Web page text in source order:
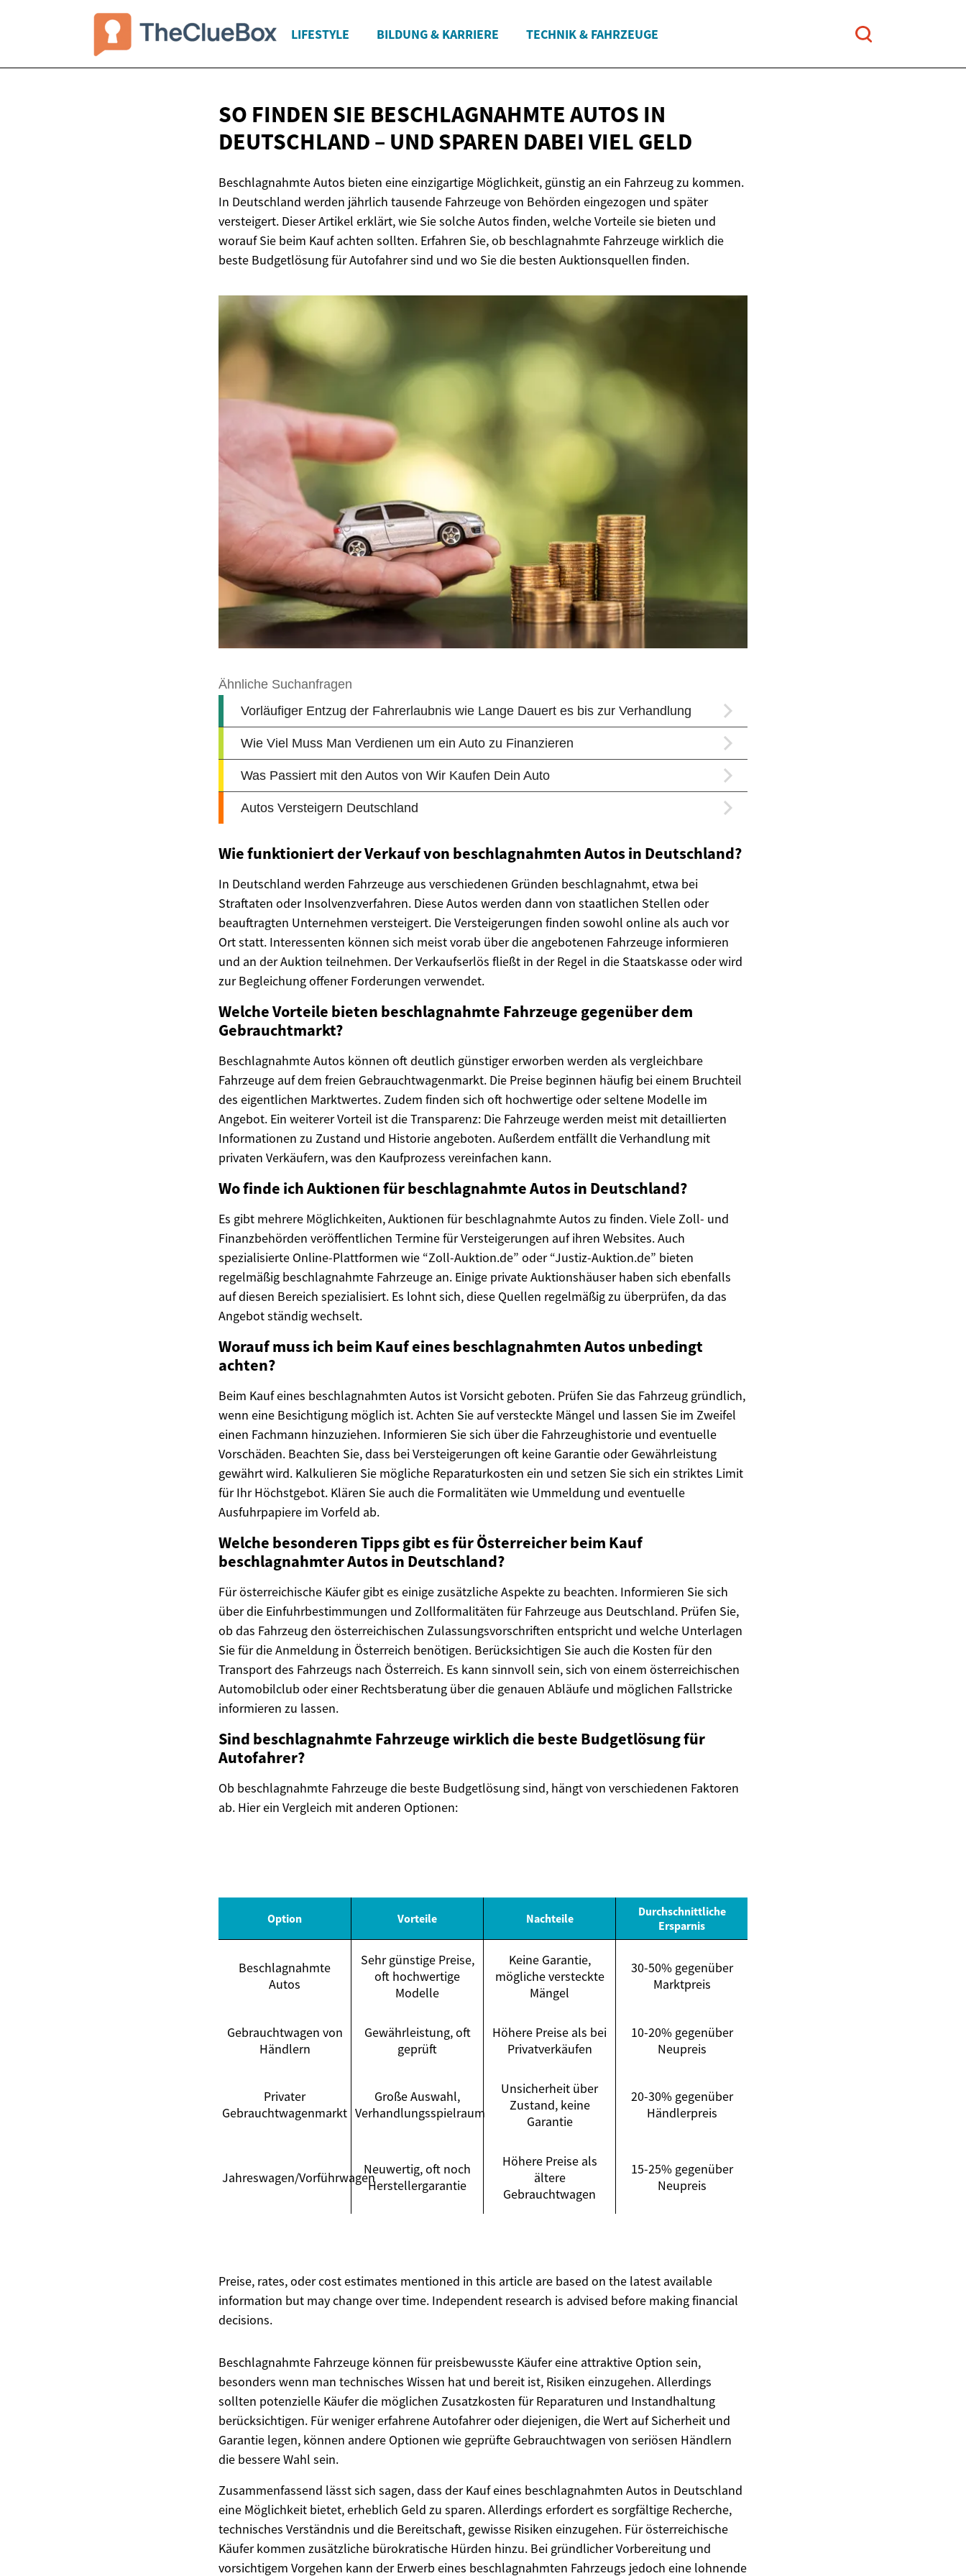
LIFESTYLE BILDUNG & KARRIERE TECHNIK & FAHRZEUGE
SO FINDEN SIE BESCHLAGNAHMTE AUTOS IN
DEUTSCHLAND – UND SPAREN DABEI VIEL GELD
Beschlagnahmte Autos bieten eine einzigartige Möglichkeit, günstig an ein Fahrzeug zu kommen.
In Deutschland werden jährlich tausende Fahrzeuge von Behörden eingezogen und später
versteigert. Dieser Artikel erklärt, wie Sie solche Autos finden, welche Vorteile sie bieten und
worauf Sie beim Kauf achten sollten. Erfahren Sie, ob beschlagnahmte Fahrzeuge wirklich die
beste Budgetlösung für Autofahrer sind und wo Sie die besten Auktionsquellen finden.
Wie funktioniert der Verkauf von beschlagnahmten Autos in Deutschland?
In Deutschland werden Fahrzeuge aus verschiedenen Gründen beschlagnahmt, etwa bei
Straftaten oder Insolvenzverfahren. Diese Autos werden dann von staatlichen Stellen oder
beauftragten Unternehmen versteigert. Die Versteigerungen finden sowohl online als auch vor
Ort statt. Interessenten können sich meist vorab über die angebotenen Fahrzeuge informieren
und an der Auktion teilnehmen. Der Verkaufserlös fließt in der Regel in die Staatskasse oder wird
zur Begleichung offener Forderungen verwendet.
Welche Vorteile bieten beschlagnahmte Fahrzeuge gegenüber dem
Gebrauchtmarkt?
Beschlagnahmte Autos können oft deutlich günstiger erworben werden als vergleichbare
Fahrzeuge auf dem freien Gebrauchtwagenmarkt. Die Preise beginnen häufig bei einem Bruchteil
des eigentlichen Marktwertes. Zudem finden sich oft hochwertige oder seltene Modelle im
Angebot. Ein weiterer Vorteil ist die Transparenz: Die Fahrzeuge werden meist mit detaillierten
Informationen zu Zustand und Historie angeboten. Außerdem entfällt die Verhandlung mit
privaten Verkäufern, was den Kaufprozess vereinfachen kann.
Wo finde ich Auktionen für beschlagnahmte Autos in Deutschland?
Es gibt mehrere Möglichkeiten, Auktionen für beschlagnahmte Autos zu finden. Viele Zoll- und
Finanzbehörden veröffentlichen Termine für Versteigerungen auf ihren Websites. Auch
spezialisierte Online-Plattformen wie “Zoll-Auktion.de” oder “Justiz-Auktion.de” bieten
regelmäßig beschlagnahmte Fahrzeuge an. Einige private Auktionshäuser haben sich ebenfalls
auf diesen Bereich spezialisiert. Es lohnt sich, diese Quellen regelmäßig zu überprüfen, da das
Angebot ständig wechselt.
Worauf muss ich beim Kauf eines beschlagnahmten Autos unbedingt
achten?
Beim Kauf eines beschlagnahmten Autos ist Vorsicht geboten. Prüfen Sie das Fahrzeug gründlich,
wenn eine Besichtigung möglich ist. Achten Sie auf versteckte Mängel und lassen Sie im Zweifel
einen Fachmann hinzuziehen. Informieren Sie sich über die Fahrzeughistorie und eventuelle
Vorschäden. Beachten Sie, dass bei Versteigerungen oft keine Garantie oder Gewährleistung
gewährt wird. Kalkulieren Sie mögliche Reparaturkosten ein und setzen Sie sich ein striktes Limit
für Ihr Höchstgebot. Klären Sie auch die Formalitäten wie Ummeldung und eventuelle
Ausfuhrpapiere im Vorfeld ab.
Welche besonderen Tipps gibt es für Österreicher beim Kauf
beschlagnahmter Autos in Deutschland?
Für österreichische Käufer gibt es einige zusätzliche Aspekte zu beachten. Informieren Sie sich
über die Einfuhrbestimmungen und Zollformalitäten für Fahrzeuge aus Deutschland. Prüfen Sie,
ob das Fahrzeug den österreichischen Zulassungsvorschriften entspricht und welche Unterlagen
Sie für die Anmeldung in Österreich benötigen. Berücksichtigen Sie auch die Kosten für den
Transport des Fahrzeugs nach Österreich. Es kann sinnvoll sein, sich von einem österreichischen
Automobilclub oder einer Rechtsberatung über die genauen Abläufe und möglichen Fallstricke
informieren zu lassen.
Sind beschlagnahmte Fahrzeuge wirklich die beste Budgetlösung für
Autofahrer?
Ob beschlagnahmte Fahrzeuge die beste Budgetlösung sind, hängt von verschiedenen Faktoren
ab. Hier ein Vergleich mit anderen Optionen:
Option Vorteile Nachteile
Durchschnittliche
Ersparnis
Beschlagnahmte
Autos
Sehr günstige Preise,
oft hochwertige
Modelle
Keine Garantie,
mögliche versteckte
Mängel
30-50% gegenüber
Marktpreis
Gebrauchtwagen von
Händlern
Gewährleistung, oft
geprüft
Höhere Preise als bei
Privatverkäufen
10-20% gegenüber
Neupreis
Privater
Gebrauchtwagenmarkt
Große Auswahl,
Verhandlungsspielraum
Unsicherheit über
Zustand, keine
Garantie
20-30% gegenüber
Händlerpreis
Jahreswagen/Vorführwagen
Neuwertig, oft noch
Herstellergarantie
Höhere Preise als
ältere
Gebrauchtwagen
15-25% gegenüber
Neupreis
Preise, rates, oder cost estimates mentioned in this article are based on the latest available
information but may change over time. Independent research is advised before making financial
decisions.
Beschlagnahmte Fahrzeuge können für preisbewusste Käufer eine attraktive Option sein,
besonders wenn man technisches Wissen hat und bereit ist, Risiken einzugehen. Allerdings
sollten potenzielle Käufer die möglichen Zusatzkosten für Reparaturen und Instandhaltung
berücksichtigen. Für weniger erfahrene Autofahrer oder diejenigen, die Wert auf Sicherheit und
Garantie legen, können andere Optionen wie geprüfte Gebrauchtwagen von seriösen Händlern
die bessere Wahl sein.
Zusammenfassend lässt sich sagen, dass der Kauf eines beschlagnahmten Autos in Deutschland
eine Möglichkeit bietet, erheblich Geld zu sparen. Allerdings erfordert es sorgfältige Recherche,
technisches Verständnis und die Bereitschaft, gewisse Risiken einzugehen. Für österreichische
Käufer kommen zusätzliche bürokratische Hürden hinzu. Bei gründlicher Vorbereitung und
vorsichtigem Vorgehen kann der Erwerb eines beschlagnahmten Fahrzeugs jedoch eine lohnende